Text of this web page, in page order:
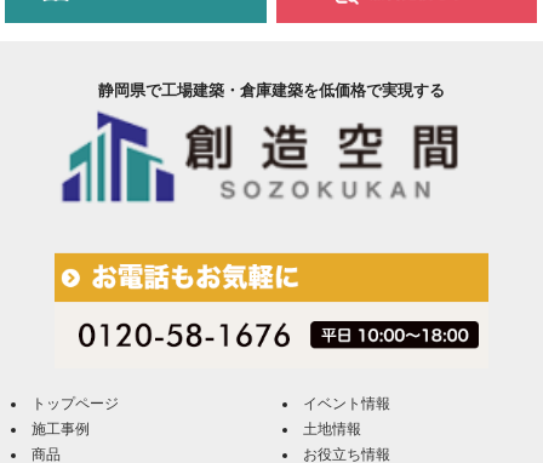
静岡県で工場建築・倉庫建築を低価格で実現する
トップページ
施工事例
商品
イベント情報
土地情報
お役立ち情報